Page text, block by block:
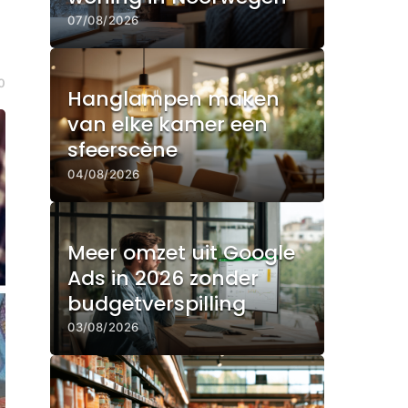
07/08/2026
Hanglampen maken
van elke kamer een
sfeerscène
04/08/2026
Meer omzet uit Google
Ads in 2026 zonder
budgetverspilling
03/08/2026